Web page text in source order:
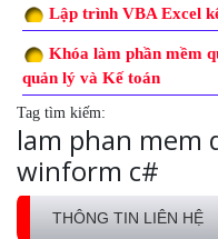
Lập trình VBA Excel
Khóa làm phần mềm
quản lý và Kế toán
Tag tìm kiếm:
lam phan mem
winform c#
THÔNG TIN LIÊN HỆ